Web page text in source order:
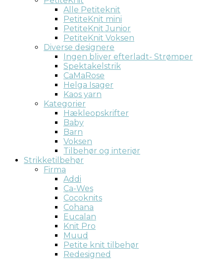
Alle Petiteknit
PetiteKnit mini
PetiteKnit Junior
PetiteKnit Voksen
Diverse designere
Ingen bliver efterladt- Strømper
Spektakelstrik
CaMaRose
Helga Isager
Kaos yarn
Kategorier
Hækleopskrifter
Baby
Barn
Voksen
Tilbehør og interiør
Strikketilbehør
Firma
Addi
Ca-Wes
Cocoknits
Cohana
Eucalan
Knit Pro
Muud
Petite knit tilbehør
Redesigned